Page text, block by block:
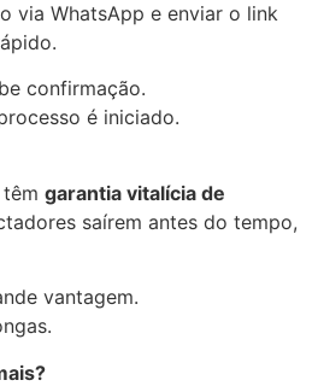
via WhatsApp e enviar o link
confirmação.
é iniciado.
garantia vitalícia de
saírem antes do tempo,
vantagem.